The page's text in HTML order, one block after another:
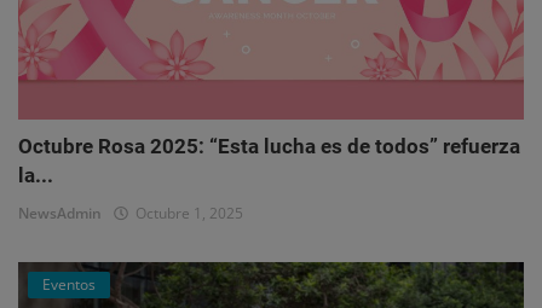
Octubre Rosa 2025: “Esta lucha es de todos” refuerza
la...
NewsAdmin Octubre 1, 2025
Eventos